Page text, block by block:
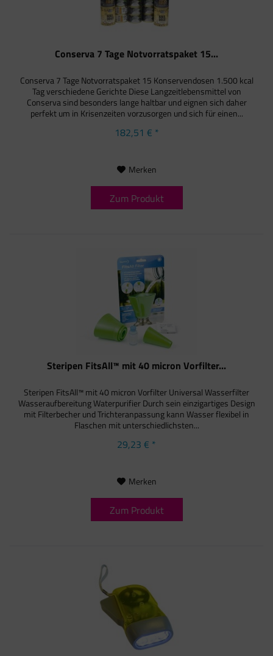
Conserva 7 Tage Notvorratspaket 15...
Conserva 7 Tage Notvorratspaket 15 Konservendosen 1.500 kcal
Tag verschiedene Gerichte Diese Langzeitlebensmittel von
Conserva sind besonders lange haltbar und eignen sich daher
perfekt um in Krisenzeiten vorzusorgen und sich für einen...
182,51 € *
Merken
Zum Produkt
Steripen FitsAll™ mit 40 micron Vorfilter...
Steripen FitsAll™ mit 40 micron Vorfilter Universal Wasserfilter
Wasseraufbereitung Waterpurifier Durch sein einzigartiges Design
mit Filterbecher und Trichteranpassung kann Wasser flexibel in
Flaschen mit unterschiedlichsten...
29,23 € *
Merken
Zum Produkt